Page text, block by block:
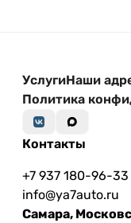
УслугиНаши
Политика
Контакты
+7 937 180-96-33
info@ya7auto.ru
Самара,